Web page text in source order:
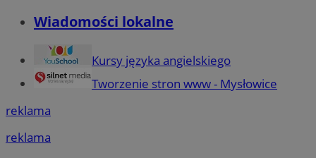
Wiadomości lokalne
Kursy języka angielskiego
Tworzenie stron www - Mysłowice
reklama
reklama